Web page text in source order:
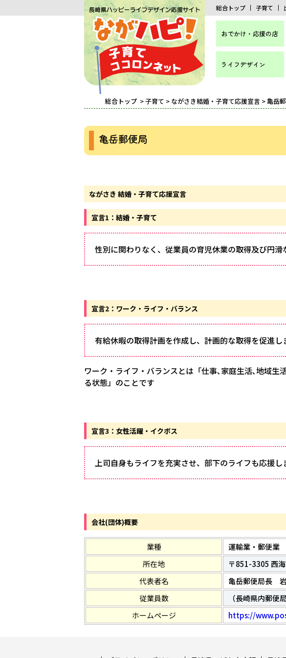
総合トップ 子育て
おでかけ・応援の店
ライフデザイン
総合トップ >子育て > ながさき結婚・子育て応援宣言 > 亀岳
亀岳郵便局
ながさき 結婚・子育て応援宣言
宣言1：結婚・子育て
性別に関わりなく、従業員の育児休業の取得及び円滑
宣言2：ワーク・ライフ・バランス
有給休暇の取得計画を作成し、計画的な取得を促進し
ワーク・ライフ・バランスとは「仕事､家庭生活､地域
る状態」のことです
宣言3：女性活躍・イクボス
上司自身もライフを充実させ、部下のライフも応援し
会社(団体)概要
業種
運輸業・郵便業
所在地
〒851-3305 西
代表者名
亀岳郵便局長
従業員数
（長崎県内郵便
ホームページ
https://